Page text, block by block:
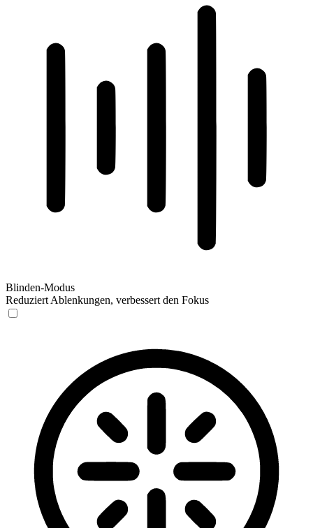
Blinden-Modus
Reduziert Ablenkungen, verbessert den Fokus